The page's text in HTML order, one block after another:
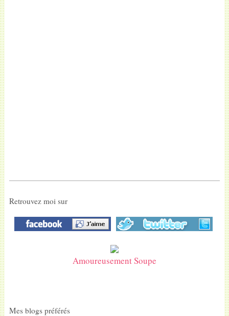
Retrouvez moi sur
Amoureusement Soupe
Mes blogs préférés